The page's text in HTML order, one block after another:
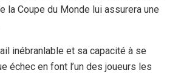
la Coupe du Monde lui assurera une
inébranlable et sa capacité à se
échec en font l’un des joueurs les